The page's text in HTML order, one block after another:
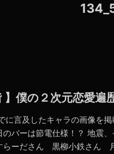
】僕の２次元恋愛
に言及したキャラの画像を
のバーは節電仕様！？ 地震
らーださん 黒柳小鉄さん